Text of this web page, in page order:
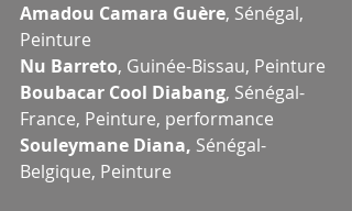
Amadou Camara Guère, Sénégal,
Peinture
Nu Barreto, Guinée-Bissau, Peinture
Boubacar Cool Diabang, Sénégal-
France, Peinture, performance
Souleymane Diana, Sénégal-
Belgique, Peinture